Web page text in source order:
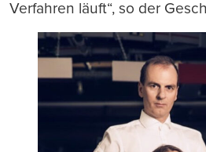
Verfahren läuft“, so der